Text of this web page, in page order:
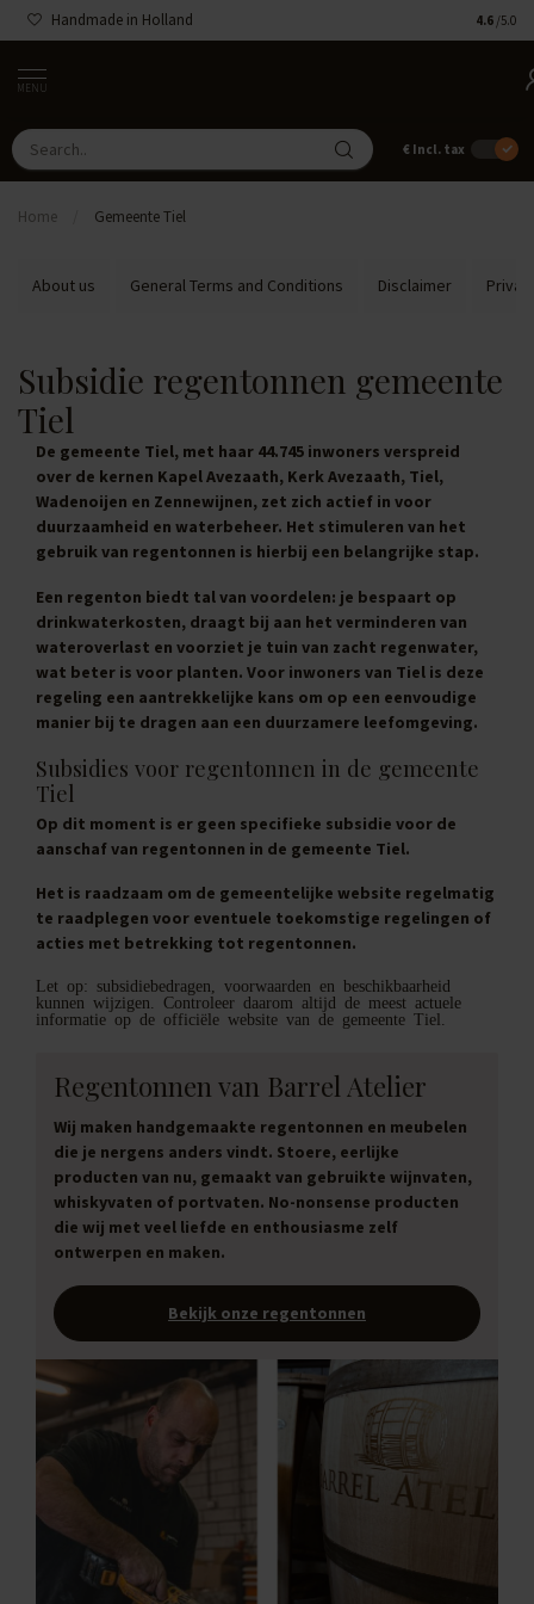
Handmade in Holland 4.6 /5.0
MENU
€ Incl. tax
Home Gemeente Tiel
About us General Terms and Conditions Disclaimer
Subsidie regentonnen gemeente
Tiel
De gemeente Tiel, met haar 44.745 inwoners verspreid
over de kernen Kapel Avezaath, Kerk Avezaath, Tiel,
Wadenoijen en Zennewijnen, zet zich actief in voor
duurzaamheid en waterbeheer. Het stimuleren van het
gebruik van regentonnen is hierbij een belangrijke stap.
Een regenton biedt tal van voordelen: je bespaart op
drinkwaterkosten, draagt bij aan het verminderen van
wateroverlast en voorziet je tuin van zacht regenwater,
wat beter is voor planten. Voor inwoners van Tiel is deze
regeling een aantrekkelijke kans om op een eenvoudige
manier bij te dragen aan een duurzamere leefomgeving.
Subsidies voor regentonnen in de gemeente
Tiel
Op dit moment is er geen specifieke subsidie voor de
aanschaf van regentonnen in de gemeente Tiel.
Het is raadzaam om de gemeentelijke website regelmatig
te raadplegen voor eventuele toekomstige regelingen of
acties met betrekking tot regentonnen.
Let op: subsidiebedragen, voorwaarden en beschikbaarheid
kunnen wijzigen. Controleer daarom altijd de meest actuele
informatie op de officiële website van de gemeente Tiel.
Regentonnen van Barrel Atelier
Wij maken handgemaakte regentonnen en meubelen
die je nergens anders vindt. Stoere, eerlijke
producten van nu, gemaakt van gebruikte wijnvaten,
whiskyvaten of portvaten. No-nonsense producten
die wij met veel liefde en enthousiasme zelf
ontwerpen en maken.
Bekijk onze regentonnen